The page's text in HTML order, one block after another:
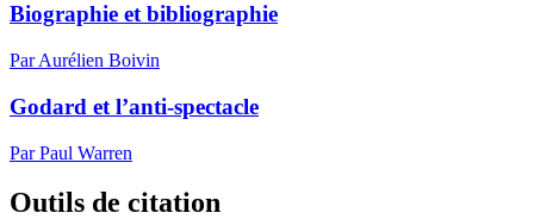
Biographie et bibliographie
Par Aurélien Boivin
Godard et l’anti-spectacle
Par Paul Warren
Outils de citation